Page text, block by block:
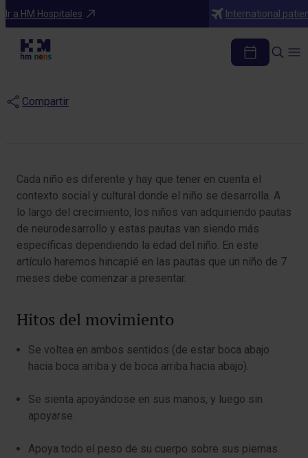
Ir a HM Hospitales International
Blog
¿Cuáles son los hitos del
desarrollo a los 7 meses?
Compartir
Cada niño es diferente y hay que tener en cuenta el
contexto social y cultural donde el niño se desarrolla. A
lo largo del crecimiento, los niños van adquiriendo pautas
de neurodesarrollo y estas pautas van siendo más
específicas dependiendo la edad del niño. En este
artículo haremos hincapié en las pautas que un niño de 7
meses debe comenzar a presentar.
Hitos del movimiento
Se voltea en ambos sentidos (de estar boca abajo
hacia boca arriba y de boca arriba hacia abajo).
Se sienta apoyándose en sus manos, y luego sin
apoyarse.
Apoya todo el peso de su cuerpo sobre sus piernas.